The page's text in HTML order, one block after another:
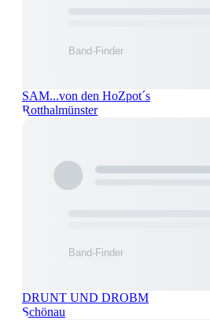
SAM...von den HoZpot´s
Rotthalmünster
DRUNT UND DROBM
Schönau